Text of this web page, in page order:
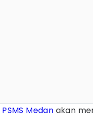
PSMS Medan akan